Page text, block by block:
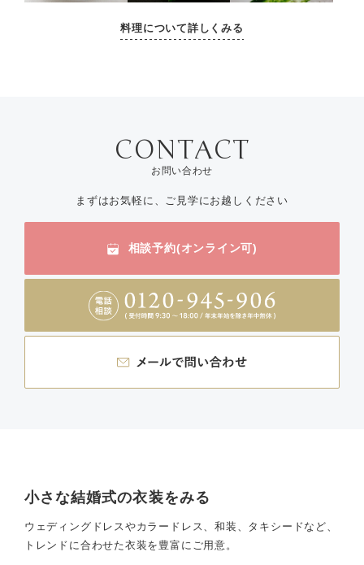
料理について詳しくみる
お問い合わせ
まずはお気軽に、ご見学にお越しください
相談予約(オンライン可)
小さな結婚式の衣装をみる
ウェディングドレスやカラードレス、和装、タキシードなど、
トレンドに合わせた衣装を豊富にご用意。